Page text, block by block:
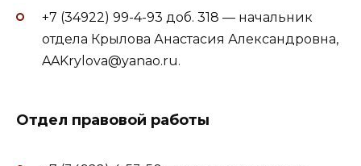
+7 (34922) 99-4-93 доб. 318 — начальник
отдела Крылова Анастасия Александровна,
AAKrylova@yanao.ru.
Отдел правовой работы